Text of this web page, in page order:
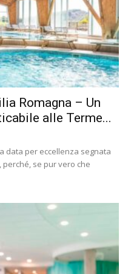
Romagna – Un
alle Terme...
data per eccellenza segnata
se pur vero che